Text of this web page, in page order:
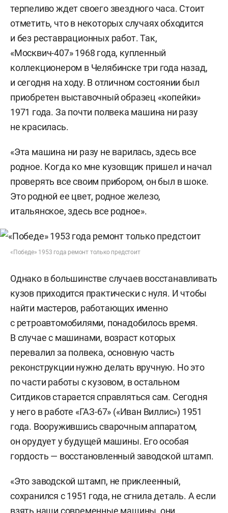
терпеливо ждет своего звездного часа. Стоит
отметить, что в некоторых случаях обходится
и без реставрационных работ. Так,
«Москвич-407» 1968 года, купленный
коллекционером в Челябинске три года назад,
и сегодня на ходу. В отличном состоянии был
приобретен выставочный образец «копейки»
1971 года. За почти полвека машина ни разу
не красилась.
«Эта машина ни разу не варилась, здесь все
родное. Когда ко мне кузовщик пришел и начал
проверять все своим прибором, он был в шоке.
Это родной ее цвет, родное железо,
итальянское, здесь все родное».
«Победе» 1953 года ремонт только предстоит
Однако в большинстве случаев восстанавливать
кузов приходится практически с нуля. И чтобы
найти мастеров, работающих именно
с ретроавтомобилями, понадобилось время.
В случае с машинами, возраст которых
перевалил за полвека, основную часть
реконструкции нужно делать вручную. Но это
по части работы с кузовом, в остальном
Ситдиков старается справляться сам. Сегодня
у него в работе «ГАЗ-67» («Иван Виллис») 1951
года. Вооружившись сварочным аппаратом,
он орудует у будущей машины. Его особая
гордость — восстановленный заводской штамп.
«Это заводской штамп, не приклеенный,
сохранился с 1951 года, не сгнила деталь. А если
взять наши современные машины, они